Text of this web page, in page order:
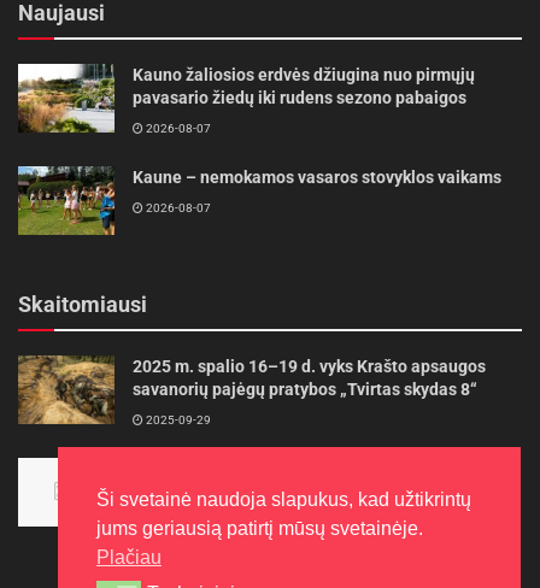
Naujausi
Kauno žaliosios erdvės džiugina nuo pirmųjų
pavasario žiedų iki rudens sezono pabaigos
2026-08-07
Kaune – nemokamos vasaros stovyklos vaikams
2026-08-07
Skaitomiausi
2025 m. spalio 16–19 d. vyks Krašto apsaugos
savanorių pajėgų pratybos „Tvirtas skydas 8“
2025-09-29
aukso
2015-10-30
Ši svetainė naudoja slapukus, kad užtikrintų
jums geriausią patirtį mūsų svetainėje.
Plačiau